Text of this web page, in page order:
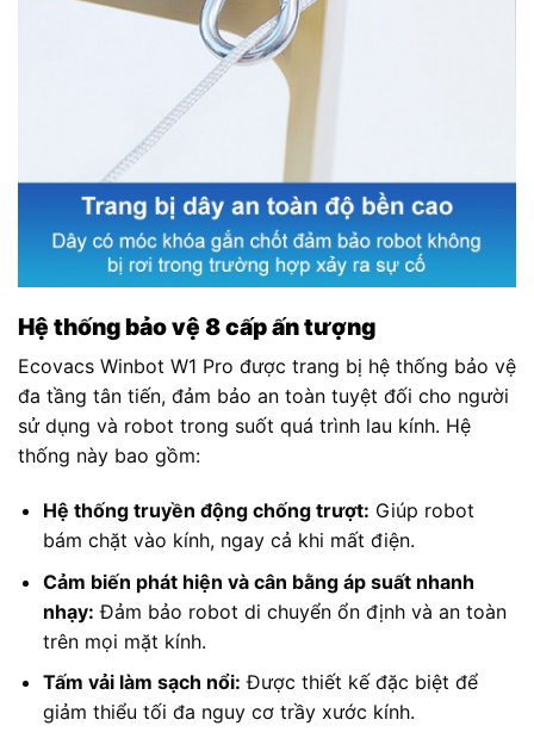
Hệ thống bảo vệ 8 cấp ấn tượng
Ecovacs Winbot W1 Pro được trang bị hệ thống bảo vệ
đa tầng tân tiến, đảm bảo an toàn tuyệt đối cho người
sử dụng và robot trong suốt quá trình lau kính. Hệ
thống này bao gồm:
Hệ thống truyền động chống trượt: Giúp robot
bám chặt vào kính, ngay cả khi mất điện.
Cảm biến phát hiện và cân bằng áp suất nhanh
nhạy: Đảm bảo robot di chuyển ổn định và an toàn
trên mọi mặt kính.
Tấm vải làm sạch nổi: Được thiết kế đặc biệt để
giảm thiểu tối đa nguy cơ trầy xước kính.